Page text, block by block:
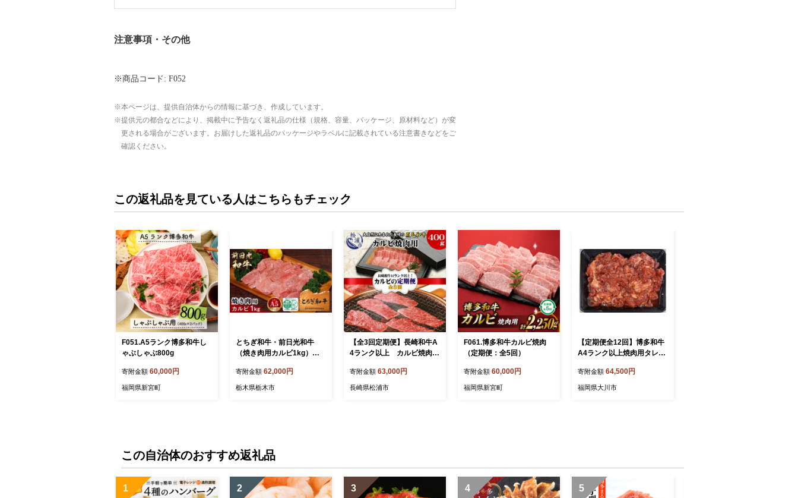
注意事項・その他
※商品コード: F052
本ページは、提供自治体からの情報に基づき、作成しています。
提供元の都合などにより、掲載中に予告なく返礼品の仕様（規格、容量、パッケージ、原材料など）が変
更される場合がございます。お届けした返礼品のパッケージやラベルに記載されている注意書きなどをご
確認ください。
この返礼品を見ている人はこちらもチェック
F051.A5ランク博多和牛し
ゃぶしゃぶ800g
寄附金額 60,000円
福岡県新宮町
とちぎ和牛・前日光和牛
（焼き肉用カルビ1kg）｜
ク A5等級 焼肉
寄附金額 62,000円
栃木県栃木市
【全3回定期便】長崎和牛A
4ランク以上 カルビ焼肉用
寄附金額 63,000円
長崎県松浦市
F061.博多和牛カルビ焼肉
（定期便：全5回）
寄附金額 60,000円
福岡県新宮町
【定期便全12回】博多和牛
A4ランク以上焼肉用タレ漬
寄附金額 64,500円
福岡県大川市
この自治体のおすすめ返礼品
1 2 3 4 5